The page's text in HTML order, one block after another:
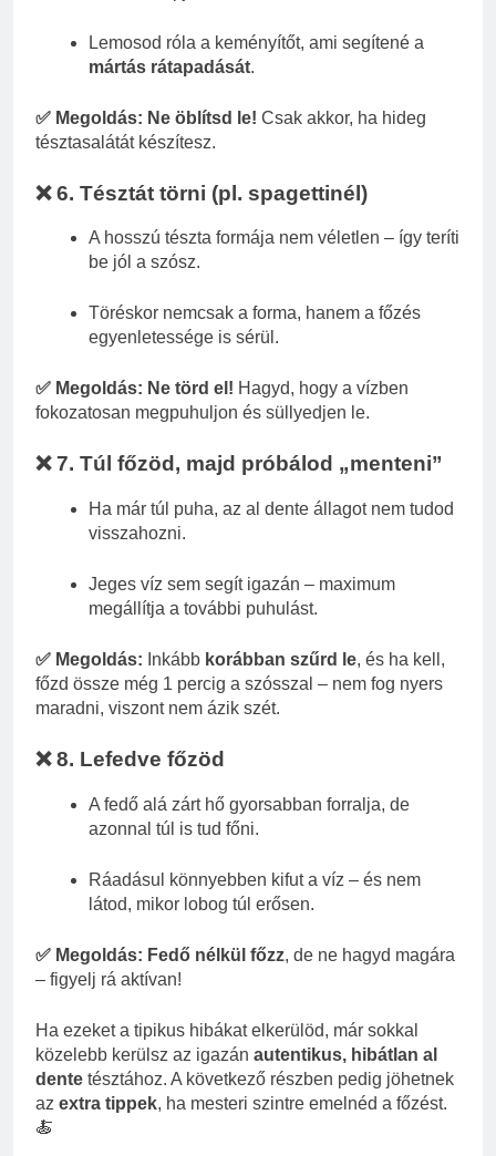
Lemosod róla a keményítőt, ami segítené a
mártás rátapadását.
✅ Megoldás: Ne öblítsd le! Csak akkor, ha hideg
tésztasalátát készítesz.
❌ 6. Tésztát törni (pl. spagettinél)
A hosszú tészta formája nem véletlen – így teríti
be jól a szósz.
Töréskor nemcsak a forma, hanem a főzés
egyenletessége is sérül.
✅ Megoldás: Ne törd el! Hagyd, hogy a vízben
fokozatosan megpuhuljon és süllyedjen le.
❌ 7. Túl főzöd, majd próbálod „menteni”
Ha már túl puha, az al dente állagot nem tudod
visszahozni.
Jeges víz sem segít igazán – maximum
megállítja a további puhulást.
✅ Megoldás: Inkább korábban szűrd le, és ha kell,
főzd össze még 1 percig a szósszal – nem fog nyers
maradni, viszont nem ázik szét.
❌ 8. Lefedve főzöd
A fedő alá zárt hő gyorsabban forralja, de
azonnal túl is tud főni.
Ráadásul könnyebben kifut a víz – és nem
látod, mikor lobog túl erősen.
✅ Megoldás: Fedő nélkül főzz, de ne hagyd magára
– figyelj rá aktívan!
Ha ezeket a tipikus hibákat elkerülöd, már sokkal
közelebb kerülsz az igazán autentikus, hibátlan al
dente tésztához. A következő részben pedig jöhetnek
az extra tippek, ha mesteri szintre emelnéd a főzést.
🍝